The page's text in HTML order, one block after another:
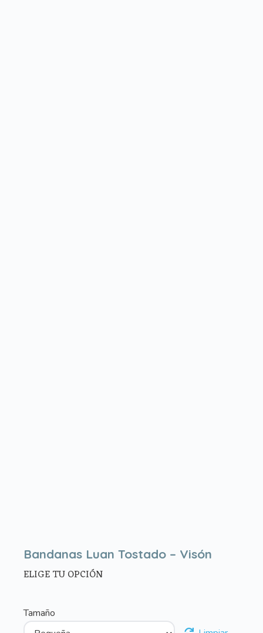
Bandanas Luan Tostado – Visón
ELIGE TU OPCIÓN
Tamaño